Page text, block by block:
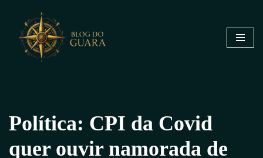
Pular
para
Política: CPI da Covid
quer ouvir namorada de